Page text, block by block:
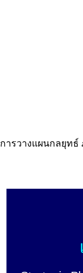
การวางแผนกลยุทธ์